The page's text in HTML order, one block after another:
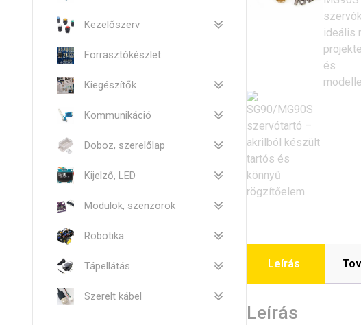
Leírás
Leírás
Kezelőszerv
Forrasztókészlet
Kiegészítők
Kommunikáció
Doboz, szerelőlap
Kijelző, LED
Modulok, szenzorok
Robotika
Tápellátás
Szerelt kábel